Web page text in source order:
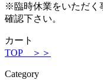
※臨時休業をいただく
確認下さい。
カート
TOP ＞＞
Category